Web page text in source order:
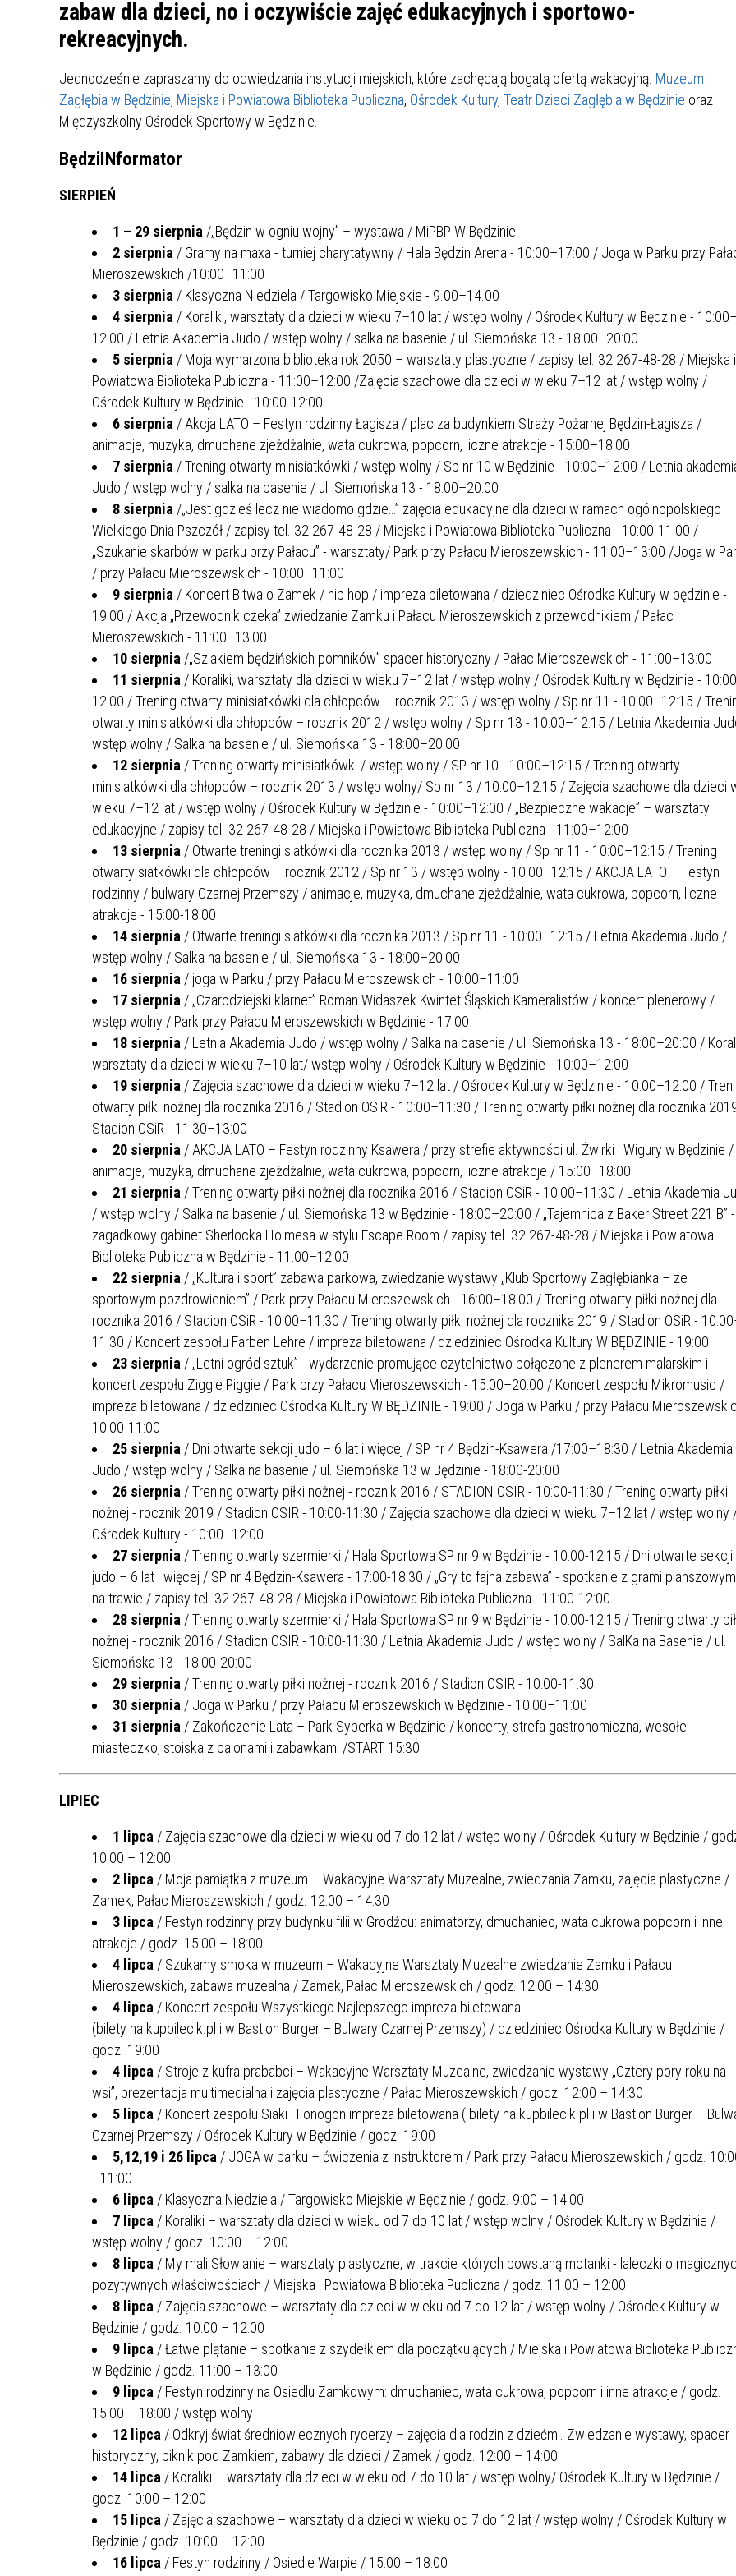
KARTA DUŻEJ RODZINY OFERTY PRACY
PROGRAM WSPARCIA
AKTYWIZACJA SPOŁECZNO–
ZAWODOWA OSÓB
NIEPEŁNOSPRAWNYCH
PLAN OGÓLNY BĘDZIŃSKA KARTA SENIORA
PODATKI LOKALNE –
STAWKI I FORMULARZE
LINEARNY
INFORMACJE ZUS INFORMACJE MOPS BĘDZIN INFORMACJE ARIMR
INFORMACJE KRUS URZĄD SKARBOWY
INFORMACJE DOTYCZĄCE
TRANSPLANTACJI
SZANSA – FORMY AKTYWNEGO
WSPARCIA OBSZARU
ZREWITALIZOWANEGO
BĘDZINA
Z TERENU MIASTA
BĘDZIŃSKA AKADEMIA MAŁEGO
SPORTOWCA
AKCJA ŻYJ ZDROWO BEZ
ALKOHOLU
GDZIE MOŻNA ZNALEŹĆ I
PORADY OD PRACA.PL
PROJEKT EKOLIDERKI
WZMOCNIENIE PROCESU
SPRAWIEDLIWEJ TRANSFORMACJI
ŚLĄSKA
PRACA W WOJSKU JAKO
INFORMATYK – JAK ZOSTAĆ?
WYMAGANIA, ZAROBKI
BEZPŁATNY PORADNIK DLA
KONKURS FOTOGRAFICZNY
„METROPOLIA. PRZEZ PRYZMAT
WODY”
URZĄD KNF - XV EDYCJA
KONKURSU O NAGRODĘ
PRZEWODNICZĄCEGO KOMISJI
NADZORU FINANSOWEGO ZA
NAJLEPSZĄ PRACĘ DOKTORSKĄ Z
ZAKRESU RYNKU FINANSOWEGO
KATOWICE OTWIERAJĄ
CENTRUM ZARZĄDZANIA
RUCHEM
WAŻNA INFORMACJA - DOT.
PRZEPROWADZENIA OCENY
RYZYKA WEWNĘTRZNEGO
SYSTEMU WODOCIĄGOWEGO
UCZNIÓW
DLA WYRÓŻNIAJĄCYCH SIĘ
UCZNIÓW
NIEPUBLICZNYCH
KSZTAŁCENIA
MŁODOCIANYCH
DOTACJE DLA NIEPUBLICZNYCH
SZKÓŁ I PRZEDSZKOLI W
BĘDZINIE
ZAPOMOGOWO-POŻYCZKOWA
PRACOWNIKÓW OŚWIATY
ŚRODOWISKA I
POMOC ZDROWOTNA DLA
NAUCZYCIELI
„PRZYJAZNA SZKOŁA” RZĄDOWY
PROGRAM WYRÓWNYWANIA
SZANS EDUKACYJNYCH DZIECI I
MŁODZIEŻY „PRZYJAZNA SZKOŁA”
KONKURSY NA STANOWISKO
DYREKTORA
zabaw dla dzieci, no i oczywiście zajęć edukacyjnych i sportowo-
rekreacyjnych.
Jednocześnie zapraszamy do odwiedzania instytucji miejskich, które zachęcają bogatą ofertą wakacyjną. Muzeum
Zagłębia w Będzinie, Miejska i Powiatowa Biblioteka Publiczna, Ośrodek Kultury, Teatr Dzieci Zagłębia w Będzinie oraz
Międzyszkolny Ośrodek Sportowy w Będzinie.
BędziINformator
SIERPIEŃ
1 – 29 sierpnia /„Będzin w ogniu wojny” – wystawa / MiPBP W Będzinie
2 sierpnia / Gramy na maxa - turniej charytatywny / Hala Będzin Arena - 10:00–17:00 / Joga w Parku przy
Mieroszewskich /10:00–11:00
3 sierpnia / Klasyczna Niedziela / Targowisko Miejskie - 9.00–14.00
4 sierpnia / Koraliki, warsztaty dla dzieci w wieku 7–10 lat / wstęp wolny / Ośrodek Kultury w Będzinie - 10:00–
12:00 / Letnia Akademia Judo / wstęp wolny / salka na basenie / ul. Siemońska 13 - 18:00–20:00
5 sierpnia / Moja wymarzona biblioteka rok 2050 – warsztaty plastyczne / zapisy tel. 32 267-48-28 / Miejska i
Powiatowa Biblioteka Publiczna - 11:00–12:00 /Zajęcia szachowe dla dzieci w wieku 7–12 lat / wstęp wolny /
Ośrodek Kultury w Będzinie - 10:00-12:00
6 sierpnia / Akcja LATO – Festyn rodzinny Łagisza / plac za budynkiem Straży Pożarnej Będzin-Łagisza /
animacje, muzyka, dmuchane zjeżdżalnie, wata cukrowa, popcorn, liczne atrakcje - 15:00–18:00
7 sierpnia / Trening otwarty minisiatkówki / wstęp wolny / Sp nr 10 w Będzinie - 10:00–12:00 / Letnia
Judo / wstęp wolny / salka na basenie / ul. Siemońska 13 - 18:00–20:00
8 sierpnia /„Jest gdzieś lecz nie wiadomo gdzie…” zajęcia edukacyjne dla dzieci w ramach ogólnopolskiego
Wielkiego Dnia Pszczół / zapisy tel. 32 267-48-28 / Miejska i Powiatowa Biblioteka Publiczna - 10:00-11:00 /
„Szukanie skarbów w parku przy Pałacu” - warsztaty/ Park przy Pałacu Mieroszewskich - 11:00–13:00 /Joga w
/ przy Pałacu Mieroszewskich - 10:00–11:00
9 sierpnia / Koncert Bitwa o Zamek / hip hop / impreza biletowana / dziedziniec Ośrodka Kultury w będzinie -
19:00 / Akcja „Przewodnik czeka” zwiedzanie Zamku i Pałacu Mieroszewskich z przewodnikiem / Pałac
Mieroszewskich - 11:00–13:00
10 sierpnia /„Szlakiem będzińskich pomników” spacer historyczny / Pałac Mieroszewskich - 11:00–13:00
11 sierpnia / Koraliki, warsztaty dla dzieci w wieku 7–12 lat / wstęp wolny / Ośrodek Kultury w Będzinie -
12:00 / Trening otwarty minisiatkówki dla chłopców – rocznik 2013 / wstęp wolny / Sp nr 11 - 10:00–12:15 /
otwarty minisiatkówki dla chłopców – rocznik 2012 / wstęp wolny / Sp nr 13 - 10:00–12:15 / Letnia Akademia
wstęp wolny / Salka na basenie / ul. Siemońska 13 - 18:00–20:00
12 sierpnia / Trening otwarty minisiatkówki / wstęp wolny / SP nr 10 - 10:00–12:15 / Trening otwarty
minisiatkówki dla chłopców – rocznik 2013 / wstęp wolny/ Sp nr 13 / 10:00–12:15 / Zajęcia szachowe dla dzieci
wieku 7–12 lat / wstęp wolny / Ośrodek Kultury w Będzinie - 10:00–12:00 / „Bezpieczne wakacje” – warsztaty
edukacyjne / zapisy tel. 32 267-48-28 / Miejska i Powiatowa Biblioteka Publiczna - 11:00–12:00
13 sierpnia / Otwarte treningi siatkówki dla rocznika 2013 / wstęp wolny / Sp nr 11 - 10:00–12:15 / Trening
otwarty siatkówki dla chłopców – rocznik 2012 / Sp nr 13 / wstęp wolny - 10:00–12:15 / AKCJA LATO – Festyn
rodzinny / bulwary Czarnej Przemszy / animacje, muzyka, dmuchane zjeżdżalnie, wata cukrowa, popcorn, liczne
atrakcje - 15:00-18:00
14 sierpnia / Otwarte treningi siatkówki dla rocznika 2013 / Sp nr 11 - 10:00–12:15 / Letnia Akademia Judo /
wstęp wolny / Salka na basenie / ul. Siemońska 13 - 18:00–20:00
16 sierpnia / joga w Parku / przy Pałacu Mieroszewskich - 10:00–11:00
17 sierpnia / „Czarodziejski klarnet” Roman Widaszek Kwintet Śląskich Kameralistów / koncert plenerowy /
wstęp wolny / Park przy Pałacu Mieroszewskich w Będzinie - 17:00
18 sierpnia / Letnia Akademia Judo / wstęp wolny / Salka na basenie / ul. Siemońska 13 - 18:00–20:00 /
warsztaty dla dzieci w wieku 7–10 lat/ wstęp wolny / Ośrodek Kultury w Będzinie - 10:00–12:00
19 sierpnia / Zajęcia szachowe dla dzieci w wieku 7–12 lat / Ośrodek Kultury w Będzinie - 10:00–12:00 /
otwarty piłki nożnej dla rocznika 2016 / Stadion OSiR - 10:00–11:30 / Trening otwarty piłki nożnej dla rocznika
Stadion OSiR - 11:30–13:00
20 sierpnia / AKCJA LATO – Festyn rodzinny Ksawera / przy strefie aktywności ul. Żwirki i Wigury w Będzinie /
animacje, muzyka, dmuchane zjeżdżalnie, wata cukrowa, popcorn, liczne atrakcje / 15:00–18:00
21 sierpnia / Trening otwarty piłki nożnej dla rocznika 2016 / Stadion OSiR - 10:00–11:30 / Letnia Akademia
/ wstęp wolny / Salka na basenie / ul. Siemońska 13 w Będzinie - 18:00–20:00 / „Tajemnica z Baker Street 221 B” -
zagadkowy gabinet Sherlocka Holmesa w stylu Escape Room / zapisy tel. 32 267-48-28 / Miejska i Powiatowa
Biblioteka Publiczna w Będzinie - 11:00–12:00
22 sierpnia / „Kultura i sport” zabawa parkowa, zwiedzanie wystawy „Klub Sportowy Zagłębianka – ze
sportowym pozdrowieniem” / Park przy Pałacu Mieroszewskich - 16:00–18:00 / Trening otwarty piłki nożnej dla
rocznika 2016 / Stadion OSiR - 10:00–11:30 / Trening otwarty piłki nożnej dla rocznika 2019 / Stadion OSiR -
11:30 / Koncert zespołu Farben Lehre / impreza biletowana / dziedziniec Ośrodka Kultury W BĘDZINIE - 19:00
23 sierpnia / „Letni ogród sztuk” - wydarzenie promujące czytelnictwo połączone z plenerem malarskim i
koncert zespołu Ziggie Piggie / Park przy Pałacu Mieroszewskich - 15:00–20:00 / Koncert zespołu Mikromusic /
impreza biletowana / dziedziniec Ośrodka Kultury W BĘDZINIE - 19:00 / Joga w Parku / przy Pałacu
10:00-11:00
25 sierpnia / Dni otwarte sekcji judo – 6 lat i więcej / SP nr 4 Będzin-Ksawera /17:00–18:30 / Letnia Akademia
Judo / wstęp wolny / Salka na basenie / ul. Siemońska 13 w Będzinie - 18:00-20:00
26 sierpnia / Trening otwarty piłki nożnej - rocznik 2016 / STADION OSIR - 10:00-11:30 / Trening otwarty piłki
nożnej - rocznik 2019 / Stadion OSIR - 10:00-11:30 / Zajęcia szachowe dla dzieci w wieku 7–12 lat / wstęp wolny
Ośrodek Kultury - 10:00–12:00
27 sierpnia / Trening otwarty szermierki / Hala Sportowa SP nr 9 w Będzinie - 10:00-12:15 / Dni otwarte sekcji
judo – 6 lat i więcej / SP nr 4 Będzin-Ksawera - 17:00-18:30 / „Gry to fajna zabawa” - spotkanie z grami
na trawie / zapisy tel. 32 267-48-28 / Miejska i Powiatowa Biblioteka Publiczna - 11:00-12:00
28 sierpnia / Trening otwarty szermierki / Hala Sportowa SP nr 9 w Będzinie - 10:00-12:15 / Trening otwarty
nożnej - rocznik 2016 / Stadion OSIR - 10:00-11:30 / Letnia Akademia Judo / wstęp wolny / SalKa na Basenie / ul.
Siemońska 13 - 18:00-20:00
29 sierpnia / Trening otwarty piłki nożnej - rocznik 2016 / Stadion OSIR - 10:00-11:30
30 sierpnia / Joga w Parku / przy Pałacu Mieroszewskich w Będzinie - 10:00–11:00
31 sierpnia / Zakończenie Lata – Park Syberka w Będzinie / koncerty, strefa gastronomiczna, wesołe
miasteczko, stoiska z balonami i zabawkami /START 15:30
LIPIEC
1 lipca / Zajęcia szachowe dla dzieci w wieku od 7 do 12 lat / wstęp wolny / Ośrodek Kultury w Będzinie /
10:00 – 12:00
2 lipca / Moja pamiątka z muzeum – Wakacyjne Warsztaty Muzealne, zwiedzania Zamku, zajęcia plastyczne /
Zamek, Pałac Mieroszewskich / godz. 12:00 – 14:30
3 lipca / Festyn rodzinny przy budynku filii w Grodźcu: animatorzy, dmuchaniec, wata cukrowa popcorn i inne
atrakcje / godz. 15:00 – 18:00
4 lipca / Szukamy smoka w muzeum – Wakacyjne Warsztaty Muzealne zwiedzanie Zamku i Pałacu
Mieroszewskich, zabawa muzealna / Zamek, Pałac Mieroszewskich / godz. 12:00 – 14:30
4 lipca / Koncert zespołu Wszystkiego Najlepszego impreza biletowana
(bilety na kupbilecik.pl i w Bastion Burger – Bulwary Czarnej Przemszy) / dziedziniec Ośrodka Kultury w Będzinie /
godz. 19:00
4 lipca / Stroje z kufra prababci – Wakacyjne Warsztaty Muzealne, zwiedzanie wystawy „Cztery pory roku na
wsi”, prezentacja multimedialna i zajęcia plastyczne / Pałac Mieroszewskich / godz. 12:00 – 14:30
5 lipca / Koncert zespołu Siaki i Fonogon impreza biletowana ( bilety na kupbilecik.pl i w Bastion Burger –
Czarnej Przemszy / Ośrodek Kultury w Będzinie / godz. 19:00
5,12,19 i 26 lipca / JOGA w parku – ćwiczenia z instruktorem / Park przy Pałacu Mieroszewskich / godz.
–11:00
6 lipca / Klasyczna Niedziela / Targowisko Miejskie w Będzinie / godz. 9:00 – 14:00
7 lipca / Koraliki – warsztaty dla dzieci w wieku od 7 do 10 lat / wstęp wolny / Ośrodek Kultury w Będzinie /
wstęp wolny / godz. 10:00 – 12:00
8 lipca / My mali Słowianie – warsztaty plastyczne, w trakcie których powstaną motanki - laleczki o
pozytywnych właściwościach / Miejska i Powiatowa Biblioteka Publiczna / godz. 11:00 – 12:00
8 lipca / Zajęcia szachowe – warsztaty dla dzieci w wieku od 7 do 12 lat / wstęp wolny / Ośrodek Kultury w
Będzinie / godz. 10:00 – 12:00
9 lipca / Łatwe plątanie – spotkanie z szydełkiem dla początkujących / Miejska i Powiatowa Biblioteka
w Będzinie / godz. 11:00 – 13:00
9 lipca / Festyn rodzinny na Osiedlu Zamkowym: dmuchaniec, wata cukrowa, popcorn i inne atrakcje / godz.
15:00 – 18:00 / wstęp wolny
12 lipca / Odkryj świat średniowiecznych rycerzy – zajęcia dla rodzin z dziećmi. Zwiedzanie wystawy, spacer
historyczny, piknik pod Zamkiem, zabawy dla dzieci / Zamek / godz. 12:00 – 14:00
14 lipca / Koraliki – warsztaty dla dzieci w wieku od 7 do 10 lat / wstęp wolny/ Ośrodek Kultury w Będzinie /
godz. 10:00 – 12:00
15 lipca / Zajęcia szachowe – warsztaty dla dzieci w wieku od 7 do 12 lat / wstęp wolny / Ośrodek Kultury w
Będzinie / godz. 10:00 – 12:00
16 lipca / Festyn rodzinny / Osiedle Warpie / 15:00 – 18:00